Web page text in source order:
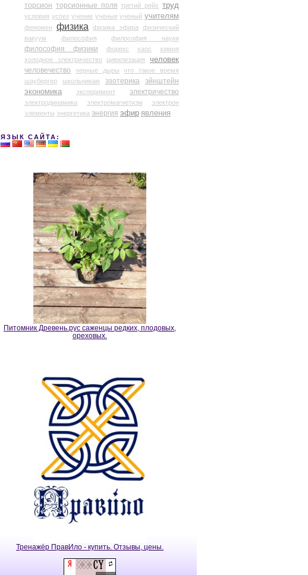
торсион торсионные поля третий рейх труд
условия успех учение ученые ученый учителям
феномен физика физика эфира
физический
вакуум
философия философия науки
философия физики форекс хаос
химия
холодное электричество
цивилизация человек
человечество черные дыры
что такое время
шаубергер
школьникам эзотерика
эйнштейн
экономика
эксперимент электричество
электродинамика электромагнетизм
электрон
элементы энергетика энергия эфир явления
ЯЗЫК САЙТА:
Питомник Древень.рус саженцы редких, плодовых,
ореховых.
Тренажёр ПравИло - купить. Отзывы, цены.